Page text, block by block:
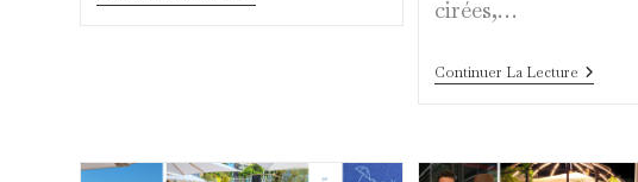
cirées,…
Continuer La LectureSur
Histoire